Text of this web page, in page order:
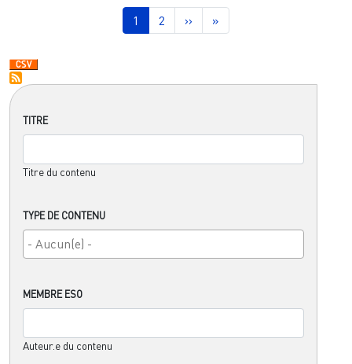
TITRE
Titre du contenu
TYPE DE CONTENU
MEMBRE ESO
Auteur.e du contenu
Page courante
1 Page
2 Page suivante
›› Dernière page
»